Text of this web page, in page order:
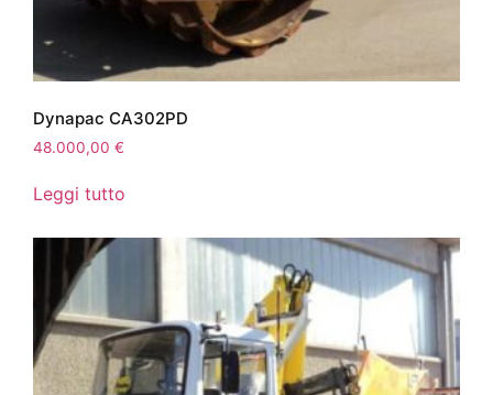
Dynapac CA302PD
48.000,00 €
Leggi tutto